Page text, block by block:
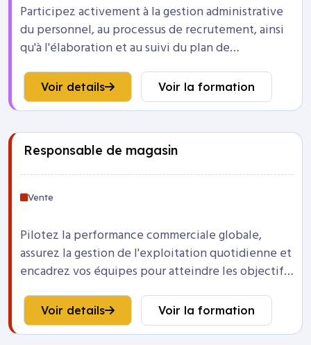
Participez activement à la gestion administrative
du personnel, au processus de recrutement, ainsi
qu'à l'élaboration et au suivi du plan de
Voir details Voir la formation
Responsable de magasin
Vente
Pilotez la performance commerciale globale,
assurez la gestion de l'exploitation quotidienne et
encadrez vos équipes pour atteindre les objectifs
du point de vente.
Voir details Voir la formation